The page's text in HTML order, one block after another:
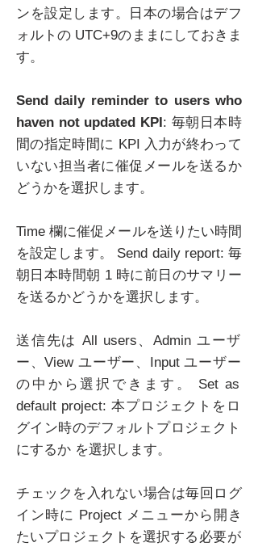
ンを設定します。日本の場合はデフ
ォルトの UTC+9のままにしておきま
す。
Send daily reminder to users who
haven not updated KPI: 毎朝日本時
間の指定時間に KPI 入力が終わって
いない担当者に催促メールを送るか
どうかを選択します。
Time 欄に催促メールを送りたい時間
を設定します。 Send daily report: 毎
朝日本時間朝 1 時に前日のサマリー
を送るかどうかを選択します。
送信先は All users、Admin ユーザ
ー、View ユーザー、Input ユーザー
の中から選択できます。 Set as
default project: 本プロジェクトをロ
グイン時のデフォルトプロジェクト
にするか を選択します。
チェックを入れない場合は毎回ログ
イン時に Project メニューから開き
たいプロジェクトを選択する必要が